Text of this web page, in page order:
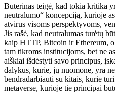
Buterinas teigė, kad tokia kritika
neutralumo“ koncepciją, kurioje
atvirus visoms perspektyvoms,
Jis rašė, kad neutralumas turėtų
kaip HTTP, Bitcoin ir Ethereum,
tam tikroms institucijoms, bet ne
aiškiai išdėstyti savo principus,
dalykus, kurie, jų nuomone, yra
bendradarbiauti su kitais, kurie
metaverse, kurioje tie principai